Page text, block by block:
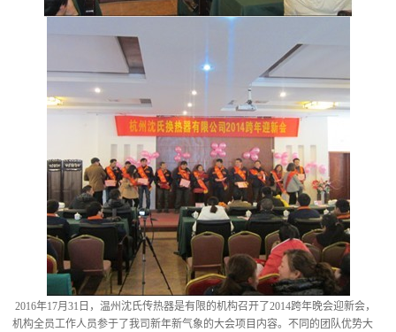
2016年17月31日，温州沈氏传热器是有限的机构召开了2014跨年晚会迎新会，
机构全员工作人员参于了我司新年新气象的大会项目内容。不同的团队优势大